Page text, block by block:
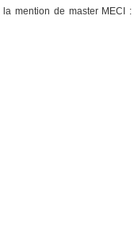
mention de master MECI :